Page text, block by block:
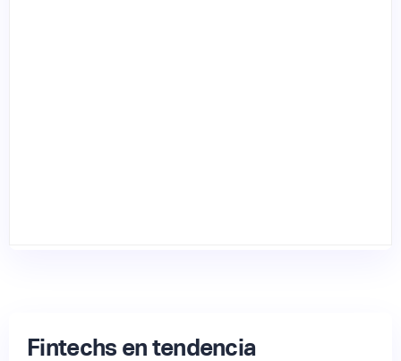
Fintechs en tendencia